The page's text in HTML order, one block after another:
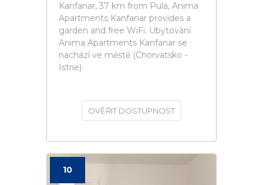
Kanfanar, 37 km from Pula, Anima
Apartments Kanfanar provides a
garden and free WiFi. Ubytování
Anima Apartments Kanfanar se
nachází ve městě (Chorvatsko -
Istrie).
OVĚŘIT DOSTUPNOST
10